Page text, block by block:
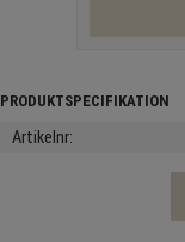
Artikelnr